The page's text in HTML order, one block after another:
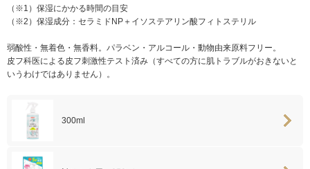
（※1）保湿にかかる時間の目安
（※2）保湿成分：セラミドNP＋イソステアリン酸フィトステリル
弱酸性・無着色・無香料。パラベン・アルコール・動物由来原料フリー。
皮フ科医による皮フ刺激性テスト済み（すべての方に肌トラブルがおきないと
いうわけではありません）。
300ml